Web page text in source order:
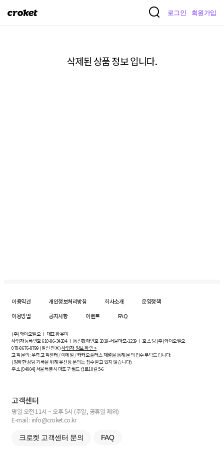
크
로그인 회원가입
삭제된 상품 정보 입니다.
이용약관 개인정보처리방침 회사소개
운영정책
이용방법
공지사항 이벤트 FAQ
(주)와이오엘오 ㅣ 대표 황유미
사업자등록번호610-86-34204ㅣ 통신판매번호 2019-서울마포-1239 ㅣ 호스팅 (주)와이오엘오
070-8676-8799 (발신 전용)사업자 정보 확인 >
고객 문의: 우측 고객센터 / 이메일 / 카카오플러스 채널을 통해 문의 접수 부탁드립니다.
(정확한 상담 기록을 위해 유선상 문의는 접수받고 있지 않습니다)
주소 [04004] 서울특별시 마포구 월드컵로10길5-6
고객센터
평일 오전 11시 ~ 오후 5시 (주말, 공휴일 제외)
E-mail : info@croket.co.kr
크로켓 고객센터 문의 FAQ